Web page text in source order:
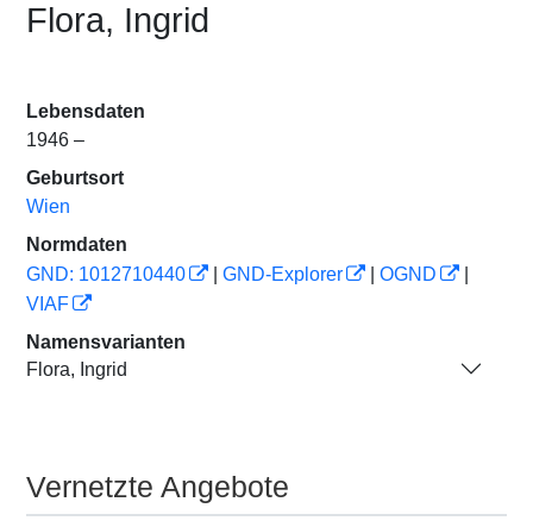
Flora, Ingrid
Lebensdaten
1946 –
Geburtsort
Wien
Normdaten
GND: 1012710440
GND-Explorer OGND
VIAF
Namensvarianten
Flora, Ingrid
Vernetzte Angebote